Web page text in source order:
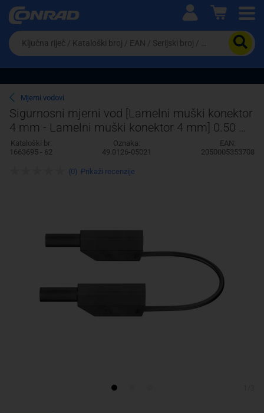
Ova postavka prilagođava asortiman proizvoda i
cijene vašim potrebama.
Pravno lice
Da
biste
potražili
proizvod,
unesite
ključnu
riječ,
kataloški
broj,
EAN
ili
Mjerni vodovi
Sigurnosni mjerni vod [Lamelni muški konektor
4 mm - Lamelni muški konektor 4 mm] 0.50 m
Crna Stäubli SLK410-E/N
Kataloški br:
1663695 - 62
Oznaka:
49.0126-05021
EAN:
2050005353708
(0) Prikaži recenzije